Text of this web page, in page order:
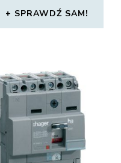
SPRAWDŹ SAM!